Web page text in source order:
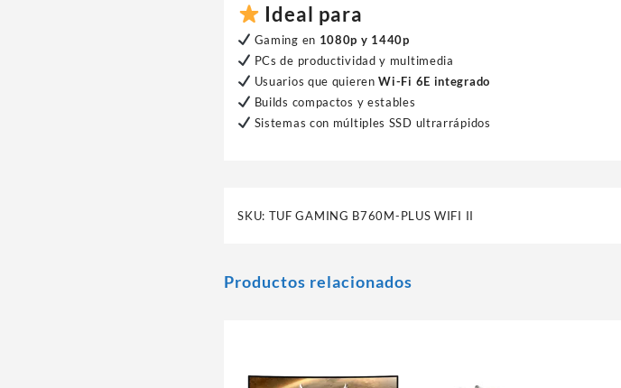
Ideal para
Gaming en 1080p y 1440p
PCs de productividad y multimedia
Usuarios que quierenWi-Fi 6E integrado
Builds compactos y estables
Sistemas con múltiples SSD ultrarrápidos
SKU: TUF GAMING B760M-PLUS WIFI II
Productos relacionados